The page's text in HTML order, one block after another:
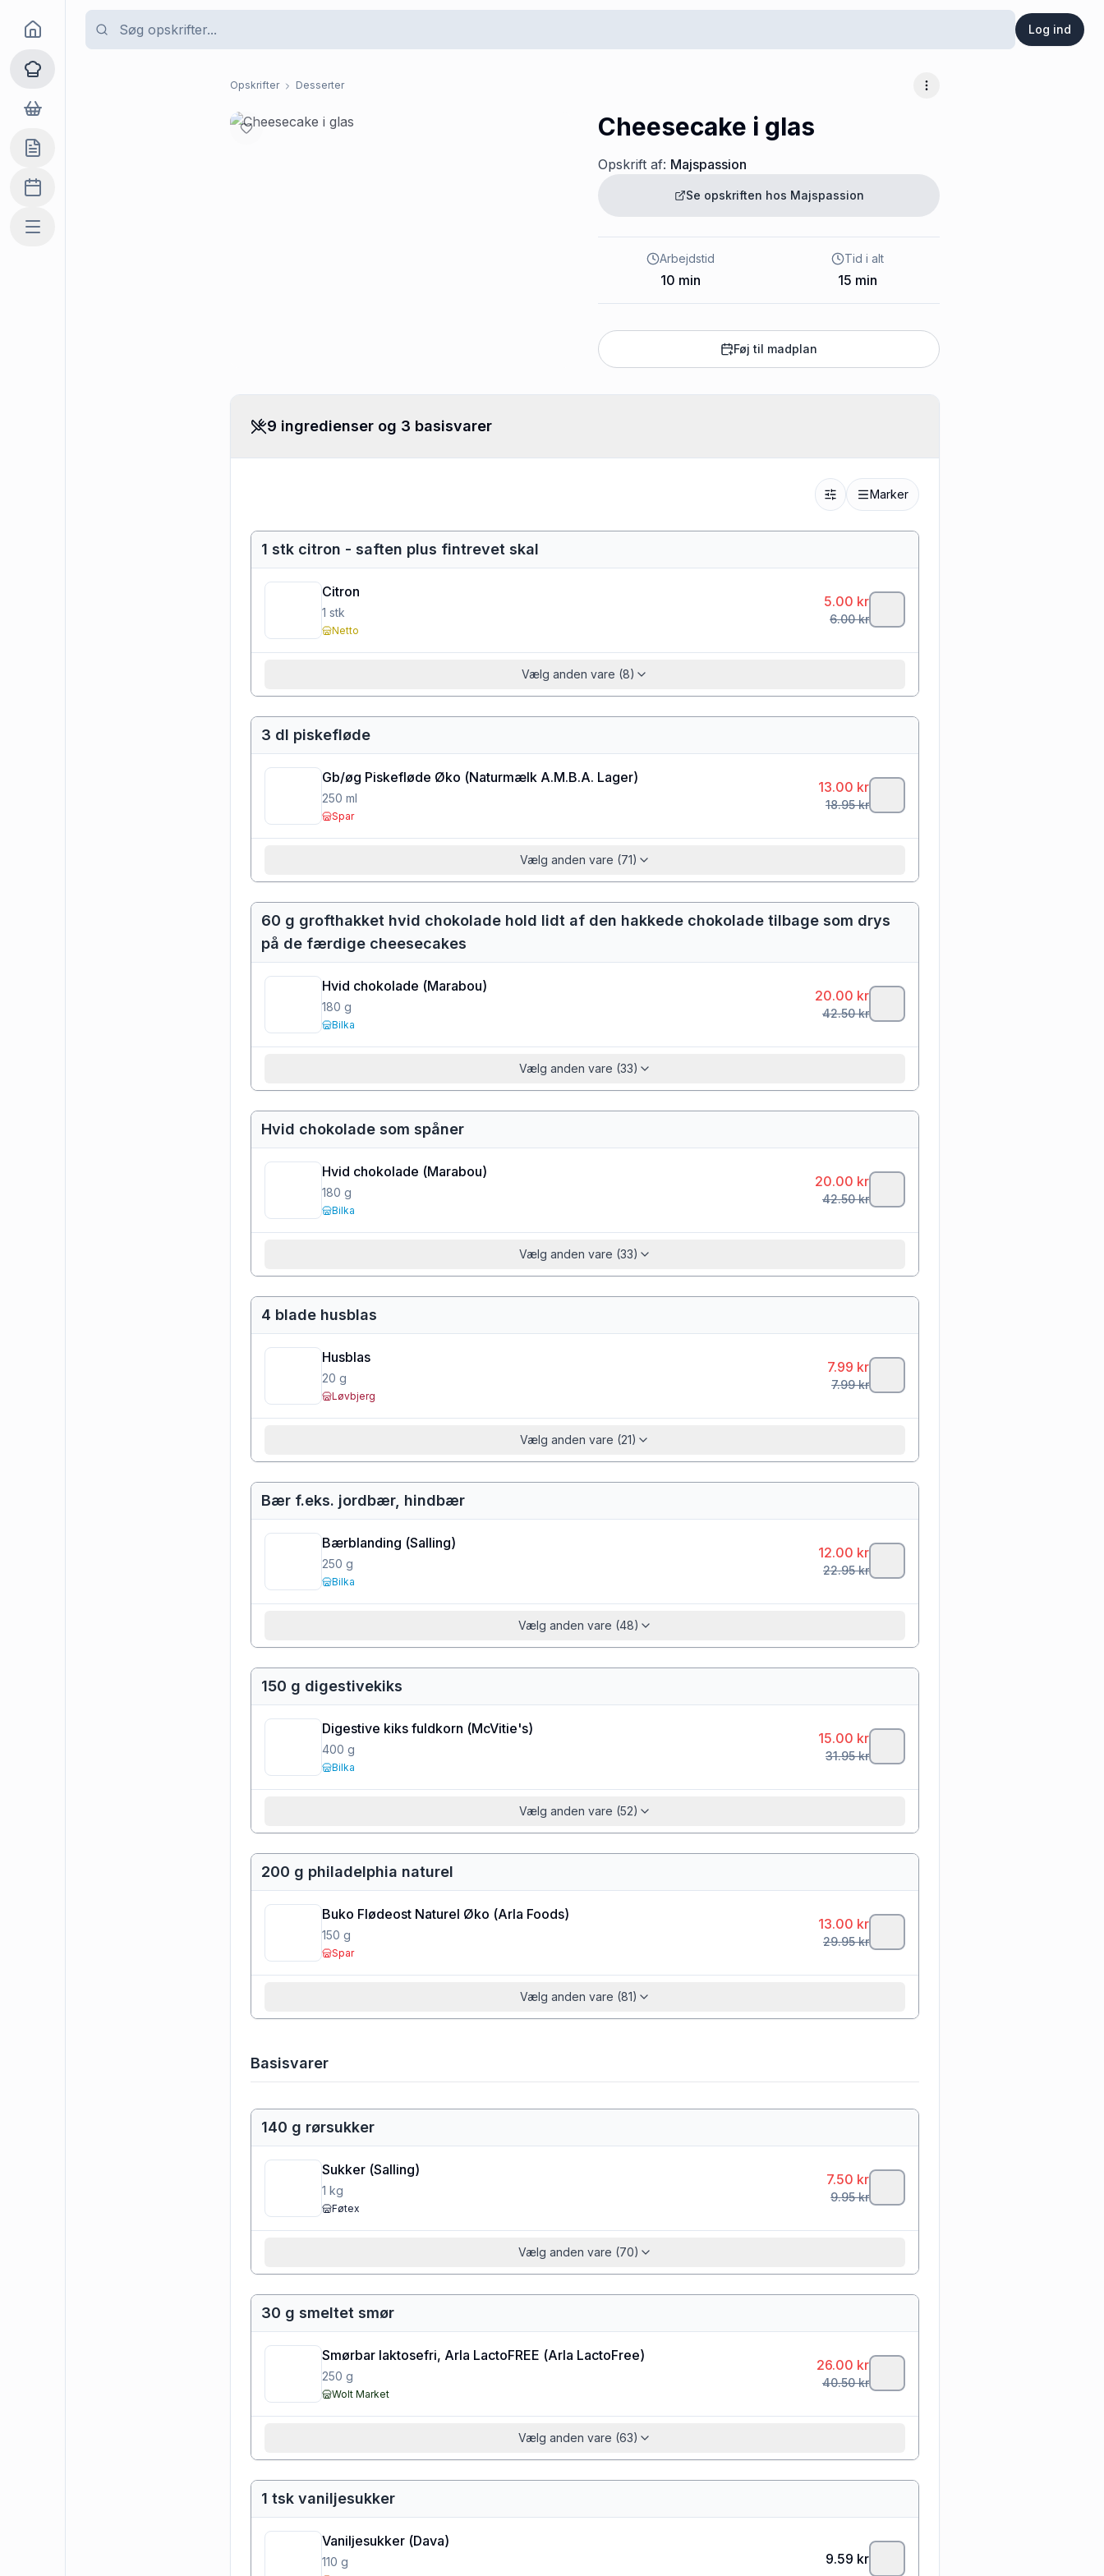
Log ind
Goma
Opskrifter
Dagligvarer
Indkøbslisten
Madplan
Mere
Opskrifter Desserter Flere muligheder
Cheesecake i glas
Opskrift af: Majspassion
Se opskriften hos Majspassion
Arbejdstid
10 min
Tid i alt
15 min
Føj til madplan
9 ingredienser og 3 basisvarer
Marker
1 stk citron - saften plus fintrevet skal
Citron
1 stk
Netto
5.00 kr
6.00kr
Vælg anden vare (8)
3 dl piskefløde
Gb/øg Piskefløde Øko ( Naturmælk A.M.B.A. Lager)
250 ml
Spar
13.00 kr
18.95kr
Vælg anden vare (71)
60 g grofthakket hvid chokolade hold lidt af den hakkede chokolade tilbage som drys
på de færdige cheesecakes
Hvid chokolade (Marabou)
180 g
Bilka
20.00 kr
42.50kr
Vælg anden vare (33)
Hvid chokolade som spåner
Hvid chokolade (Marabou)
180 g
Bilka
20.00 kr
42.50kr
Vælg anden vare (33)
4 blade husblas
Husblas
20 g
Løvbjerg
7.99 kr
7.99kr
Vælg anden vare (21)
Bær f.eks. jordbær, hindbær
Bærblanding (Salling)
250 g
Bilka
12.00 kr
22.95kr
Vælg anden vare (48)
150 g digestivekiks
Digestive kiks fuldkorn (McVitie's)
400 g
Bilka
15.00 kr
31.95kr
Vælg anden vare (52)
200 g philadelphia naturel
Buko Flødeost Naturel Øko (Arla Foods)
150 g
Spar
13.00 kr
29.95kr
Vælg anden vare (81)
Basisvarer
140 g rørsukker
Sukker (Salling)
1 kg
Føtex
7.50 kr
9.95kr
Vælg anden vare (70)
30 g smeltet smør
Smørbar laktosefri, Arla LactoFREE (Arla LactoFree)
250 g
Wolt Market
26.00 kr
40.50kr
Vælg anden vare (63)
1 tsk vaniljesukker
Vaniljesukker (Dava)
110 g 9.59 kr